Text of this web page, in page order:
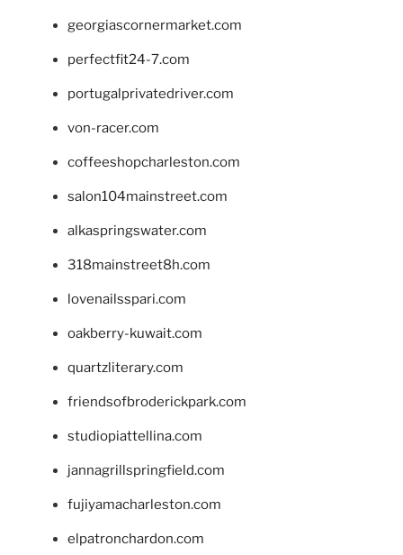
georgiascornermarket.com
perfectfit24-7.com
portugalprivatedriver.com
von-racer.com
coffeeshopcharleston.com
salon104mainstreet.com
alkaspringswater.com
318mainstreet8h.com
lovenailsspari.com
oakberry-kuwait.com
quartzliterary.com
friendsofbroderickpark.com
studiopiattellina.com
jannagrillspringfield.com
fujiyamacharleston.com
elpatronchardon.com